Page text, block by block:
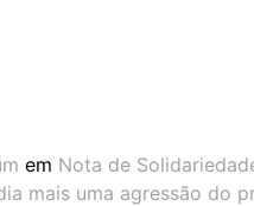
em Nota de
mais uma agressão do